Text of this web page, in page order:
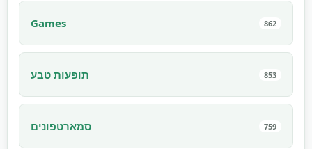
Games 862
תופעות טבע 853
סמארטפונים 759